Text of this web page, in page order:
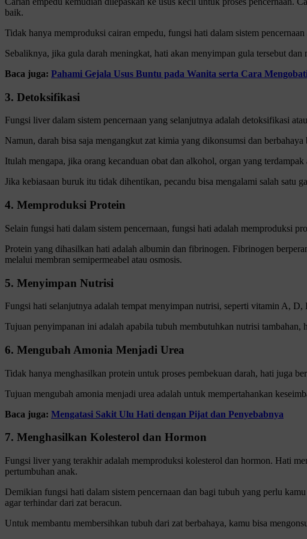
baik.
Tidak hanya memproduksi cairan empedu, fungsi hati dalam sistem
Sebaliknya, jika gula darah meningkat, hati akan menyimpan gula tersebut
Baca juga: Pahami Gejala Usus Buntu pada Wanita serta Cara
3. Detoksifikasi
Fungsi liver dalam sistem pencernaan yang selanjutnya adalah detoksifikasi
Namun, darah bisa saja mengangkut zat kimia yang dikonsumsi dan
Itulah mengapa, jika orang kecanduan obat dan alkohol, organ yang
Jika kebiasaan buruk itu tidak dihentikan, pecandu bisa mengalami salah satu
4. Memproduksi Protein
Selain fungsi hati dalam sistem pencernaan, fungsi hati adalah memproduksi
Protein yang dihasilkan hati adalah albumin dan fibrinogen. Fibrinogen
melalui membran semipermeabel atau osmosis.
5. Menyimpan Nutrisi
Fungsi hati selanjutnya adalah tempat menyimpan nutrisi, seperti vitamin A, D,
Tujuan penyimpanan ini adalah apabila tubuh membutuhkan nutrisi
6. Mengubah Amonia Menjadi Urea
Tidak hanya menghasilkan protein untuk proses pembekuan darah, hati juga
Tujuan mengubah amonia menjadi urea adalah untuk mempertahankan
Baca juga: Mengatasi Sakit Ulu Hati dengan Pijat dan Penyebabnya
7. Menghasilkan Kolesterol dan Hormon
Fungsi liver yang terakhir adalah memproduksi kolesterol dan hormon. Hati
pertumbuhan anak.
Demikian fungsi hati dalam sistem pencernaan dan bagi tubuh yang perlu
agar terhindar dari zat beracun.
Untuk membantu membersihkan tubuh dari zat berbahaya, kamu bisa